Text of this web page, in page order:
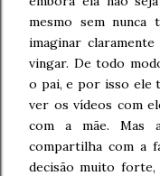
mesmo sem nunca
imaginar
vingar. De todo
o pai, e por isso ele
ver os vídeos com
com a mãe. Mas
compartilha com a
decisão muito